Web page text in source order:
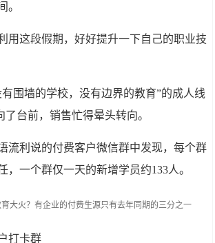
。
用这段假期，好好提升一下自己的职业技
围墙的学校，没有边界的教育”的成人线
了台前，销售忙得晕头转向。
流利说的付费客户微信群中发现，每个群
，一个群仅一天的新增学员约133人。
打卡群